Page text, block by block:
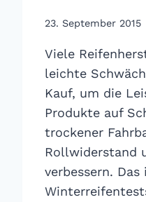
23. September 2015
Viele
leichte
Kauf, um die
Produkte auf
trockener
Rollwiderstand
verbessern.